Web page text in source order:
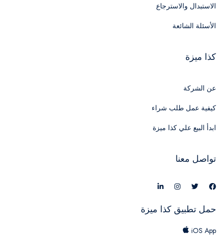
الاستبدال والاسترجاع
الأسئلة الشائعة
كذا ميزة
عن الشركة
كيفية عمل طلب شراء
ابدأ البيع علي كذا ميزة
تواصل معنا
حمل تطبيق كذا ميزة
iOS App